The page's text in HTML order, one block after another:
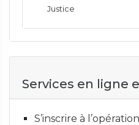
Justice
Services en ligne
S’inscrire à